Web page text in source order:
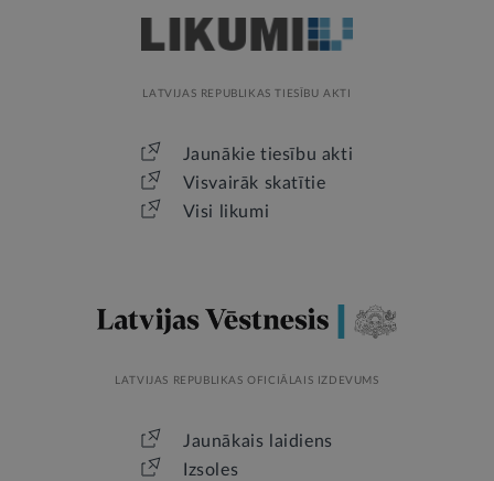
LATVIJAS REPUBLIKAS TIESĪBU AKTI
Jaunākie tiesību akti
Visvairāk skatītie
Visi likumi
LATVIJAS REPUBLIKAS OFICIĀLAIS IZDEVUMS
Jaunākais laidiens
Izsoles